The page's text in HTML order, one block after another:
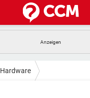
Hardware